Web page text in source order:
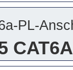
PL-